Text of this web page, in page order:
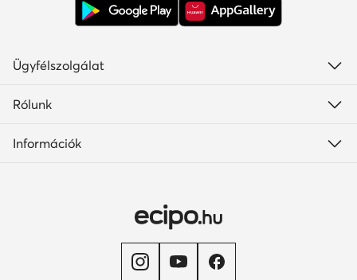
Ügyfélszolgálat
Rólunk
Információk